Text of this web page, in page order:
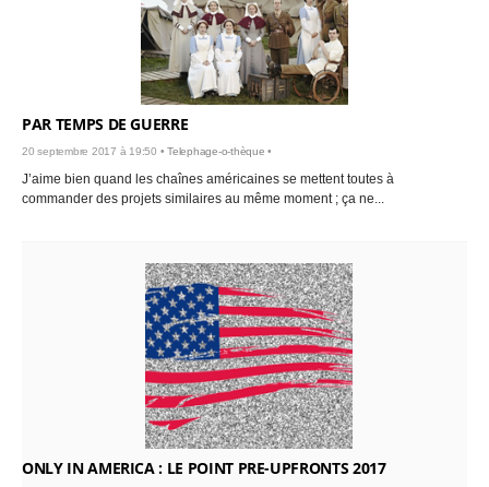
PAR TEMPS DE GUERRE
20 septembre 2017 à 19:50 • Telephage-o-thèque •
J’aime bien quand les chaînes américaines se mettent toutes à
commander des projets similaires au même moment ; ça ne...
ONLY IN AMERICA : LE POINT PRE-UPFRONTS 2017